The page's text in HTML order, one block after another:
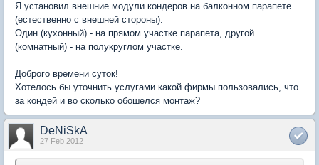
Я установил внешние модули кондеров на балконном парапете
(естественно с внешней стороны).
Один (кухонный) - на прямом участке парапета, другой
(комнатный) - на полукруглом участке.
Доброго времени суток!
Хотелось бы уточнить услугами какой фирмы пользовались, что
за кондей и во сколько обошелся монтаж?
DeNiSkA
27 Feb 2012